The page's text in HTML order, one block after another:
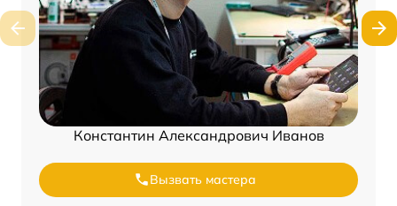
Константин Александрович Иванов
Вызвать мастера